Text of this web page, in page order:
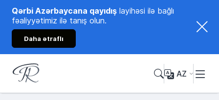
Qərbi Azərbaycana qayıdış layihəsi ilə bağlı
fəaliyyətimiz ilə tanış olun.
Daha ətraflı
Tənzilə Rüstəmxanlı
AZ